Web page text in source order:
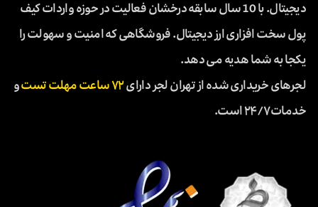
دیجیتال. با 10 سال سابقه درخشان فعالیت در حوزه واردات کیف
پول سخت افزاری ارز دیجیتال. فروشگاهی که امنیت و سهولت را
یکجا به شما هدیه می دهد.
لجرهای خریداری شده از تهران لجر دارای۷۲ ساعت مهلت تست
و
خدمات ۲۴/۷ است.